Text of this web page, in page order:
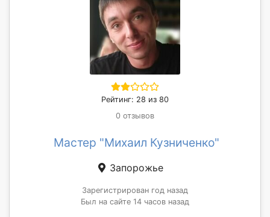
Рейтинг: 28 из 80
0 отзывов
Мастер "Михаил Кузниченко"
Запорожье
Зарегистрирован год назад
Был на сайте 14 часов назад